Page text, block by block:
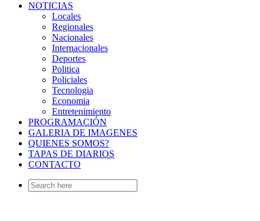
NOTICIAS
Locales
Regionales
Nacionales
Internacionales
Deportes
Politica
Policiales
Tecnologia
Economia
Entretenimiento
PROGRAMACIÓN
GALERIA DE IMAGENES
QUIENES SOMOS?
TAPAS DE DIARIOS
CONTACTO
Search
for: